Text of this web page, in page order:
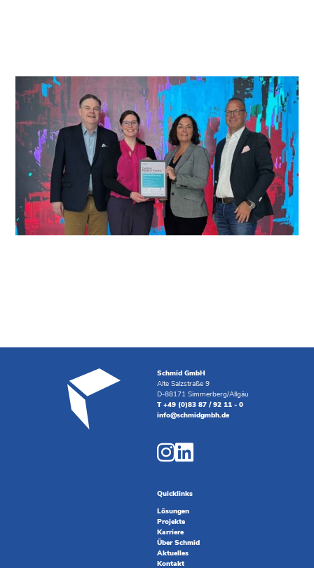
Schmid GmbH
Alte Salzstraße 9
D-88171 Simmerberg/Allgäu
T +49 (0)83 87 / 92 11 - 0
info@schmidgmbh.de
Quicklinks
Lösungen
Projekte
Karriere
Über Schmid
Aktuelles
Kontakt